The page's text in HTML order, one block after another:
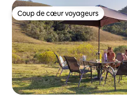
Coup de cœur voyageurs
Coup de cœur voyageurs